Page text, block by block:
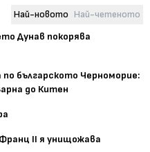
Най-новото Най-четеното
Дунав покорява
българското Черноморие:
до Китен
II я унищожава